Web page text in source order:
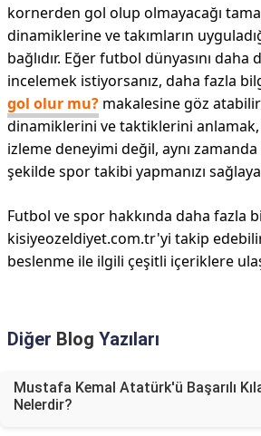
kornerden gol olup olmayacağı
dinamiklerine ve takımların
bağlıdır. Eğer futbol dünyasını
incelemek istiyorsanız, daha fazla
gol olur mu? makalesine göz
dinamiklerini ve taktiklerini
izleme deneyimi değil, aynı
şekilde spor takibi yapmanızı
Futbol ve spor hakkında daha fazla
kisiyeozeldiyet.com.tr'yi takip
beslenme ile ilgili çeşitli içeriklere
Diğer Blog Yazıları
Mustafa Kemal Atatürk'ü Başarılı
Nelerdir?